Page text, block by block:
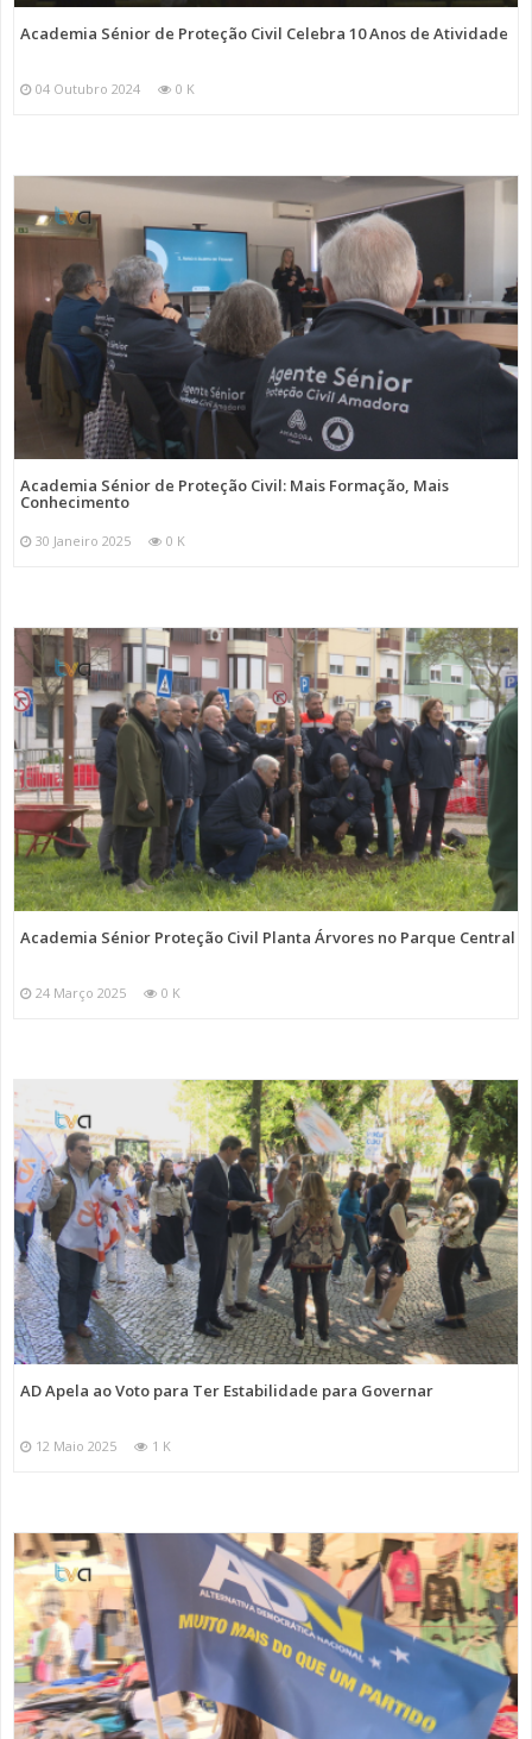
Academia Sénior de Proteção Civil Celebra 10 Anos de Atividade
04 Outubro 2024 0 K
Academia Sénior de Proteção Civil: Mais Formação, Mais
Conhecimento
30 Janeiro 2025 0 K
Academia Sénior Proteção Civil Planta Árvores no Parque Central
24 Março 2025 0 K
AD Apela ao Voto para Ter Estabilidade para Governar
12 Maio 2025 1 K